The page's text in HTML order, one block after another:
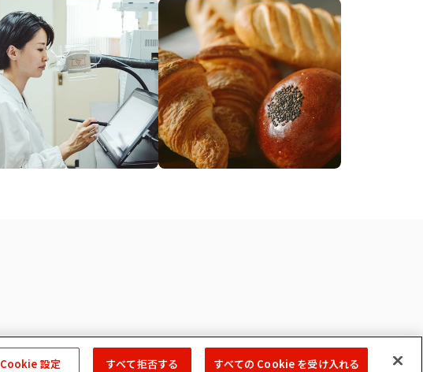
Copyright © 2022 MIYOSHI OIL & FAT CO.,LTD. All Rights Reserved.
Cookie 設定 すべて拒否する すべての Cookie を受け入れる